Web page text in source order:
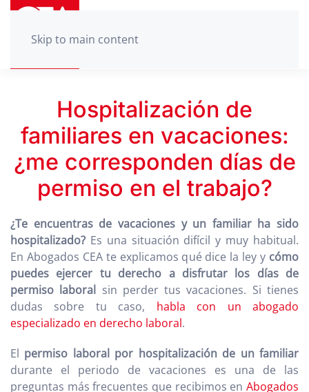
Skip to main content
Hospitalización de
familiares en vacaciones:
¿me corresponden días de
permiso en el trabajo?
¿Te encuentras de vacaciones y un familiar ha sido
hospitalizado? Es una situación difícil y muy habitual.
En Abogados CEA te explicamos qué dice la ley y cómo
puedes ejercer tu derecho a disfrutar los días de
permiso laboral sin perder tus vacaciones. Si tienes
dudas sobre tu caso, habla con un abogado
especializado en derecho laboral.
El permiso laboral por hospitalización de un familiar
durante el periodo de vacaciones es una de las
preguntas más frecuentes que recibimos en Abogados